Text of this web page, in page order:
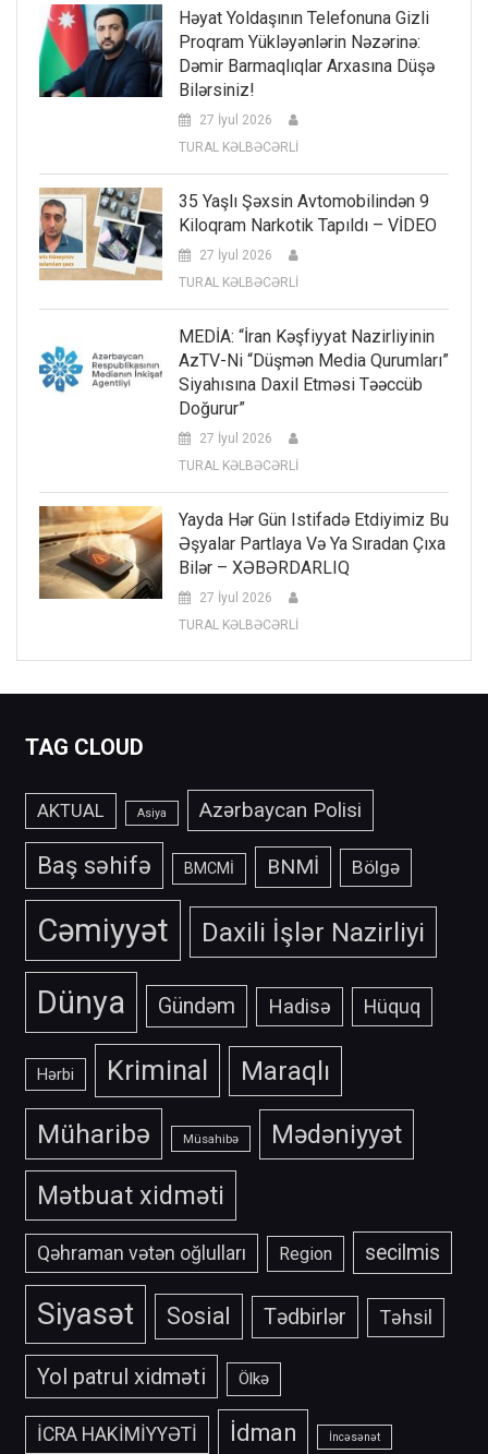
Həyat Yoldaşının Telefonuna Gizli
Proqram Yükləyənlərin Nəzərinə:
Dəmir Barmaqlıqlar Arxasına Düşə
Bilərsiniz!
27 İyul 2026
TURAL KƏLBƏCƏRLİ
35 Yaşlı Şəxsin Avtomobilindən 9
Kiloqram Narkotik Tapıldı – VİDEO
27 İyul 2026
TURAL KƏLBƏCƏRLİ
MEDİA: “İran Kəşfiyyat Nazirliyinin
AzTV-Ni “düşmən Media Qurumları”
Siyahısına Daxil Etməsi Təəccüb
Doğurur”
27 İyul 2026
TURAL KƏLBƏCƏRLİ
Yayda Hər Gün Istifadə Etdiyimiz Bu
Əşyalar Partlaya Və Ya Sıradan Çıxa
Bilər – XƏBƏRDARLIQ
27 İyul 2026
TURAL KƏLBƏCƏRLİ
TAG CLOUD
AKTUAL Asiya Azərbaycan Polisi
Baş səhifə BMCMİ BNMİ Bölgə
Cəmiyyət Daxili İşlər Nazirliyi
Dünya Gündəm Hadisə Hüquq
Hərbi Kriminal Maraqlı
Müharibə Müsahibə
Mədəniyyət
Mətbuat xidməti
Qəhraman vətən oğlulları Region secilmis
Siyasət Sosial Tədbirlər Təhsil
Yol patrul xidməti Ölkə
İCRA HAKİMİYYƏTİ İdman İncəsənət